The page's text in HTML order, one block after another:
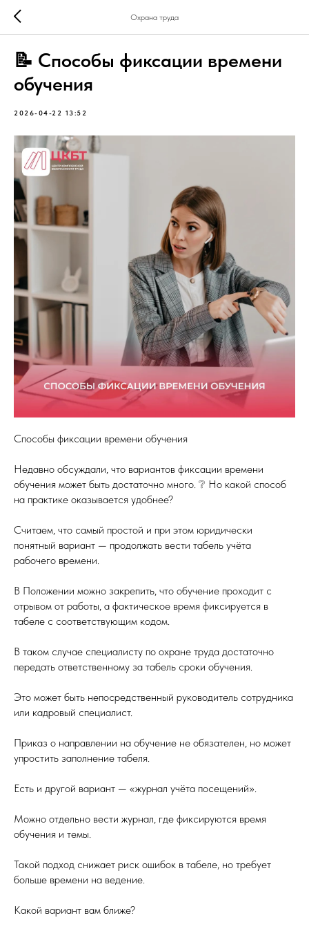
Охрана труда
📝 Способы фиксации времени
обучения
2026-04-22 13:52
Способы фиксации времени обучения
Недавно обсуждали, что вариантов фиксации времени
обучения может быть достаточно много. ❔ Но какой способ
на практике оказывается удобнее?
Считаем, что самый простой и при этом юридически
понятный вариант — продолжать вести табель учёта
рабочего времени.
В Положении можно закрепить, что обучение проходит с
отрывом от работы, а фактическое время фиксируется в
табеле с соответствующим кодом.
В таком случае специалисту по охране труда достаточно
передать ответственному за табель сроки обучения.
Это может быть непосредственный руководитель сотрудника
или кадровый специалист.
Приказ о направлении на обучение не обязателен, но может
упростить заполнение табеля.
Есть и другой вариант — «журнал учёта посещений».
Можно отдельно вести журнал, где фиксируются время
обучения и темы.
Такой подход снижает риск ошибок в табеле, но требует
больше времени на ведение.
Какой вариант вам ближе?